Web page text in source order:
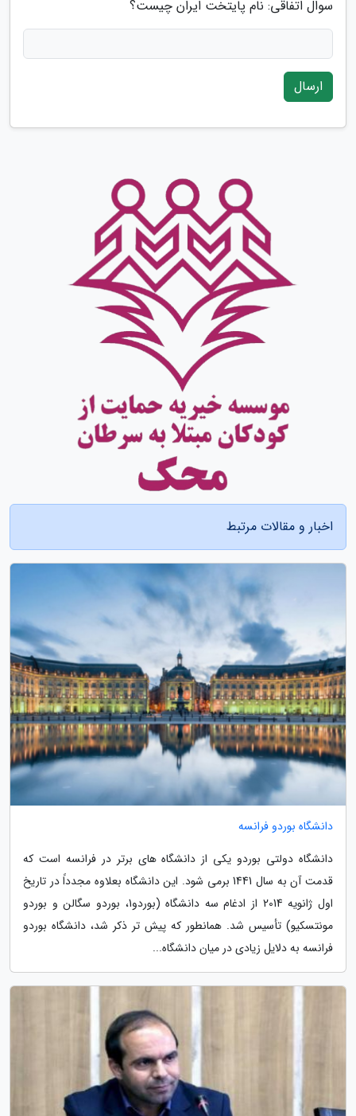
سوال اتفاقی: نام پایتخت ایران چیست؟
ارسال
اخبار و مقالات مرتبط
دانشگاه بوردو فرانسه
دانشگاه دولتی بوردو یکی از دانشگاه های برتر در فرانسه است که
قدمت آن به سال 1441 برمی شود. این دانشگاه بعلاوه مجدداً در تاریخ
اول ژانویه 2014 از ادغام سه دانشگاه (بوردو1، بوردو سگالن و بوردو
مونتسکیو) تأسیس شد. همانطور که پیش تر ذکر شد، دانشگاه بوردو
فرانسه به دلایل زیادی در میان دانشگاه...